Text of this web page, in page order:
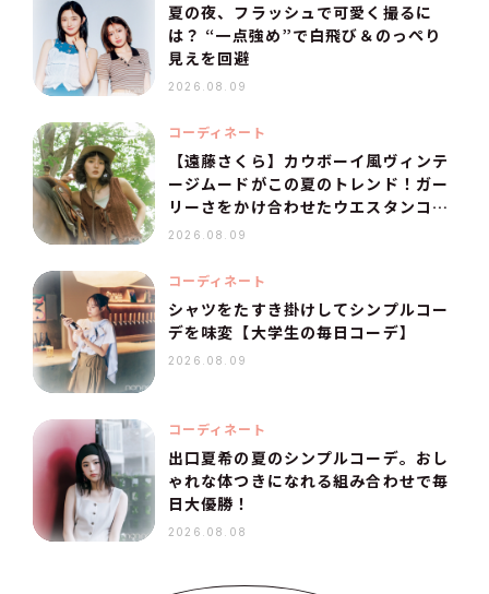
夏の夜、フラッシュで可愛く撮るに
は？ “一点強め”で白飛び＆のっぺり
見えを回避
2026.08.09
コーディネート
【遠藤さくら】カウボーイ風ヴィンテ
ージムードがこの夏のトレンド！ガー
リーさをかけ合わせたウエスタンコー
デ
2026.08.09
コーディネート
シャツをたすき掛けしてシンプルコー
デを味変【大学生の毎日コーデ】
2026.08.09
コーディネート
出口夏希の夏のシンプルコーデ。おし
ゃれな体つきになれる組み合わせで毎
日大優勝！
2026.08.08